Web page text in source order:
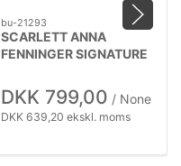
bu-21293
SCARLETT ANNA
FENNINGER SIGNATURE
DKK 799,00 / None
DKK 639,20 ekskl. moms